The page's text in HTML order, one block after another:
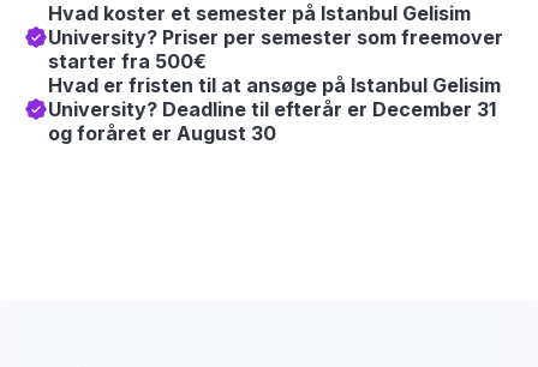
Hvad koster et semester på Istanbul Gelisim
University? Priser per semester som freemover
starter fra 500€
Hvad er fristen til at ansøge på Istanbul Gelisim
University? Deadline til efterår er December 31
og foråret er August 30